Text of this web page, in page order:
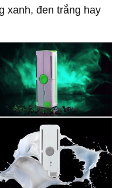
xanh, đen trắng hay